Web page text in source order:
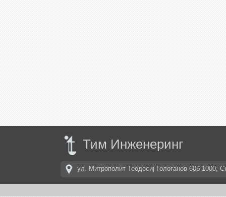
Инженеринг
Тим Инженеринг
ул. Митрополит Теодосиј Гологанов 60б 1000,